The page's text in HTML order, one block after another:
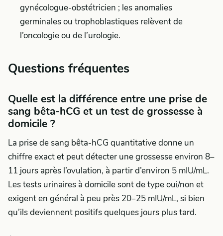
gynécologue-obstétricien ; les anomalies
germinales ou trophoblastiques relèvent de
l’oncologie ou de l’urologie.
Questions fréquentes
Quelle est la différence entre une prise de
sang bêta-hCG et un test de grossesse à
domicile ?
La prise de sang bêta-hCG quantitative donne un
chiffre exact et peut détecter une grossesse environ 8–
11 jours après l’ovulation, à partir d’environ 5 mIU/mL.
Les tests urinaires à domicile sont de type oui/non et
exigent en général à peu près 20–25 mIU/mL, si bien
qu’ils deviennent positifs quelques jours plus tard.